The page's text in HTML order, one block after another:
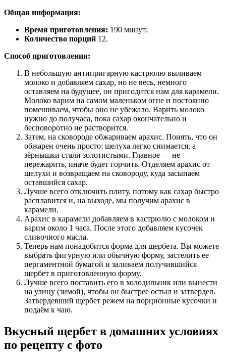
Общая информация:
Время приготовления: 190 минут;
Количество порций 12.
Способ приготовления:
В небольшую антипригарную кастрюлю выливаем
молоко и добавляем сахар, но не весь, немного
оставляем на будущее, он пригодится нам для карамели.
Молоко варим на самом маленьком огне и постоянно
помешиваем, чтобы оно не убежало. Варить молоко
нужно до получаса, пока сахар окончательно и
бесповоротно не растворится.
Затем, на сковороде обжариваем арахис. Понять, что он
обжарен очень просто: шелуха легко снимается, а
зёрнышки стали золотистыми. Главное — не
пережарить, иначе будет горчить. Отделяем арахис от
шелухи и возвращаем на сковороду, куда засыпаем
оставшийся сахар.
Лучше всего отключить плиту, потому как сахар быстро
расплавится и, на выходе, мы получим арахис в
карамели.
Арахис в карамели добавляем в кастрюлю с молоком и
варим около 1 часа. После этого добавляем кусочек
сливочного масла.
Теперь нам понадобится форма для щербета. Вы можете
выбрать фигурную или обычную форму, застелить ее
пергаментной бумагой и заливаем получившийся
щербет в приготовленную форму.
Лучше всего поставить его в холодильник или вынести
на улицу (зимой), чтобы он быстрее остыл и затвердел.
Затвердевший щербет режем на порционные кусочки и
подаём к чаю.
Вкусный щербет в домашних условиях
по рецепту с фото